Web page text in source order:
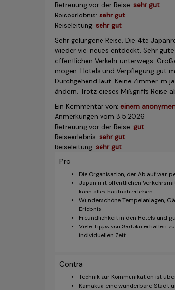
Betreuung vor der Reise: sehr gut
Reiseerlebnis: sehr gut
Reiseleitung: sehr gut
Sehr gelungene Reise. Die 4te
wieder viel neues entdeckt. Sehr
öffentlichen Verkehr unterwegs.
mögen. Hotels und Verpflegung gut
Durchgehend laut. Keine Zimmer im
ändern. Trotz dieses Mißgriffs Reise
Ein Kommentar von: einem
Anmerkungen vom 8.5.2026
Betreuung vor der Reise: gut
Reiseerlebnis: sehr gut
Reiseleitung: sehr gut
Pro
Die Organisation, der Ablauf war
Japan mit öffentlichen
kann alles hautnah erleben
Wunderschöne Tempelanlagen,
Erlebnis
Freundlichkeit in den Hotels und
Viele Tipps von Sadoku erhalten
individuellen Zeit
Contra
Technik zur Kommunikation ist
Kamakua eine wunderbare Stadt